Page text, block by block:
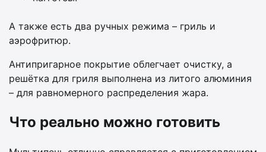
А также есть два ручных режима – гриль и
аэрофритюр.
Антипригарное покрытие облегчает очистку, а
решётка для гриля выполнена из литого алюминия
– для равномерного распределения жара.
Что реально можно готовить